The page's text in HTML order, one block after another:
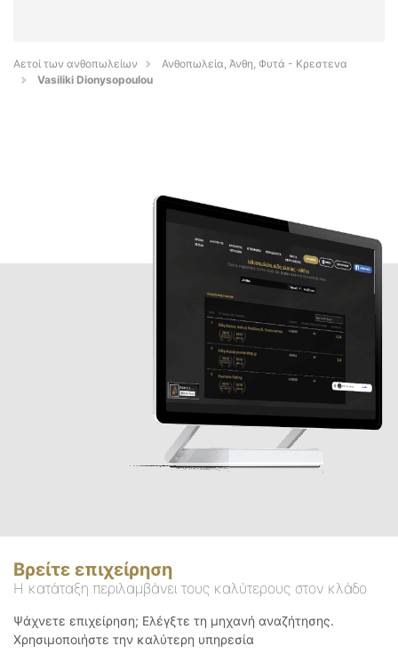
Αετοί των ανθοπωλείων
Ανθοπωλεία, Άνθη, Φυτά - Κρεστενα
Vasiliki Dionysopoulou
Βρείτε επιχείρηση
Η κατάταξη περιλαμβάνει τους καλύτερους στον κλάδο
Ψάχνετε επιχείρηση; Ελέγξτε τη μηχανή αναζήτησης.
Χρησιμοποιήστε την καλύτερη υπηρεσία